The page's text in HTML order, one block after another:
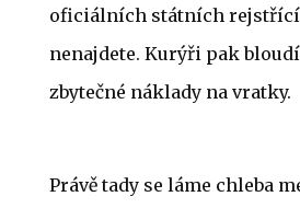
oficiálních státních
nenajdete. Kurýři pak
zbytečné náklady na vratky.
Právě tady se láme chleba